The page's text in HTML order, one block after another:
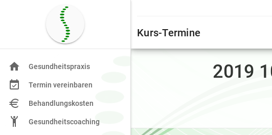
Gesundheitspraxis
Termin vereinbaren
Behandlungskosten
Gesundheitscoaching
Kurs-Termine
2019